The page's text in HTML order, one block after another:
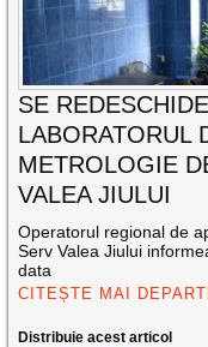
SE REDESCHIDE
LABORATORUL
METROLOGIE
VALEA JIULUI
Operatorul regional de
Serv Valea Jiului
data
CITEȘTE MAI
Distribuie acest articol